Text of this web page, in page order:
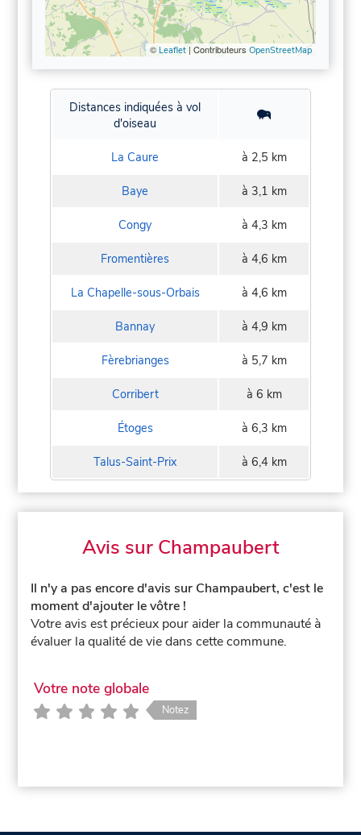
© Leaflet| Contributeurs OpenStreetMap
Distances indiquées à vol
d'oiseau
La Caure à 2,5 km
Baye à 3,1 km
Congy à 4,3 km
Fromentières à 4,6 km
La Chapelle-sous-Orbais à 4,6 km
Bannay à 4,9 km
Fèrebrianges à 5,7 km
Corribert à 6 km
Étoges à 6,3 km
Talus-Saint-Prix à 6,4 km
Avis sur Champaubert
Il n'y a pas encore d'avis sur Champaubert, c'est le
moment d'ajouter le vôtre !
Votre avis est précieux pour aider la communauté à
évaluer la qualité de vie dans cette commune.
Votre note globale
Notez